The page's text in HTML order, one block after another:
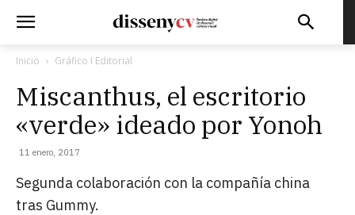
Inicio Gráfico I Editorial
Miscanthus, el escritorio
«verde» ideado por Yonoh
11 enero, 2017
Segunda colaboración con la compañía china
tras Gummy.